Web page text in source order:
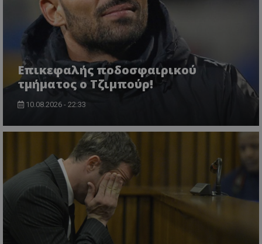
Επικεφαλής ποδοσφαιρικού
τμήματος ο Τζιμπούρ!
10.08.2026 - 22:33